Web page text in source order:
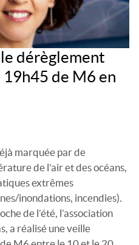
dérèglement
de M6 en
marquée par de
de l’air et des océans,
extrêmes
inondations, incendies).
de l’été, l’association
a réalisé une veille